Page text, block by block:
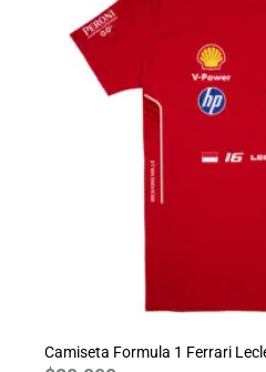
Camiseta Formula 1 Ferrari